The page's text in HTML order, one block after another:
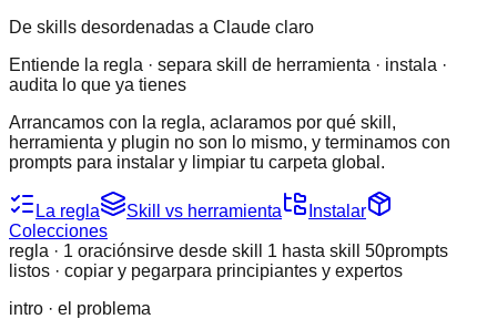
De skills desordenadas a Claude claro
Entiende la regla · separa skill de herramienta · instala ·
audita lo que ya tienes
Arrancamos con la regla, aclaramos por qué skill,
herramienta y plugin no son lo mismo, y terminamos con
prompts para instalar y limpiar tu carpeta global.
La regla Skill vs herramienta
Instalar
Colecciones
regla · 1 oraciónsirve desde skill 1 hasta skill 50prompts
listos · copiar y pegarpara principiantes y expertos
intro · el problema